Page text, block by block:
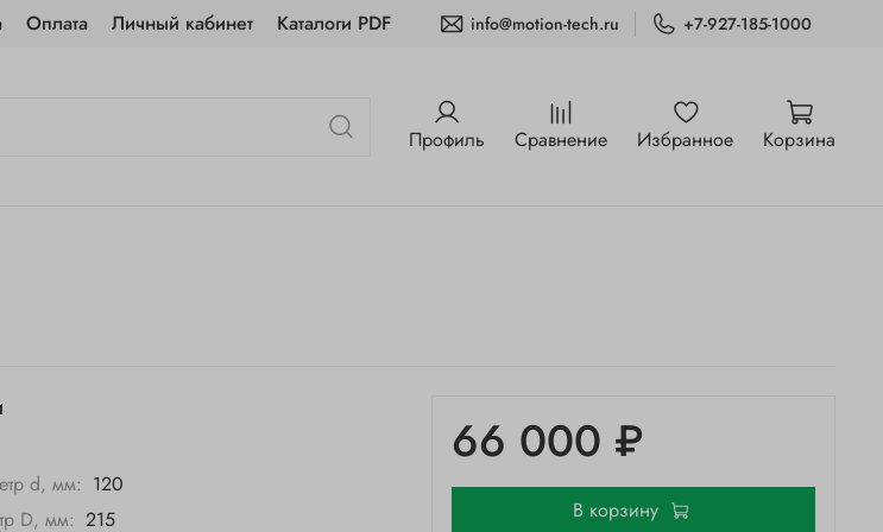
Оплата Личный кабинет Каталоги PDF info@motion-tech.ru +7-927-185-1000
Профиль Сравнение Избранное Корзина
d, мм: 120
D, мм: 215
66 000 ₽
В корзину